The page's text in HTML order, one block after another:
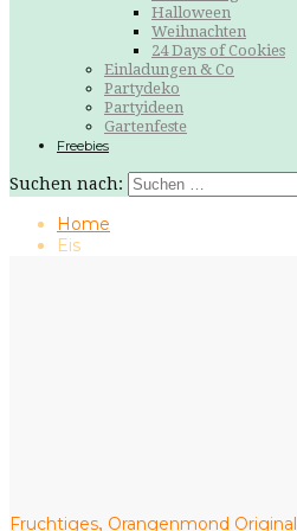
Halloween
Weihnachten
24 Days of Cookies
Einladungen & Co
Partydeko
Partyideen
Gartenfeste
Freebies
Suchen nach:
Home
Eis
Fruchtiges, Orangenmond Original